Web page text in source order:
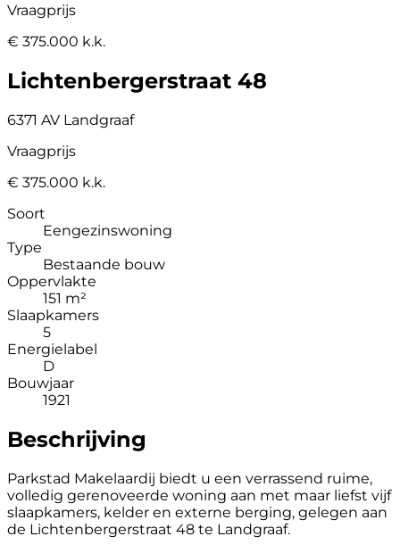
Vraagprijs
€ 375.000 k.k.
Lichtenbergerstraat 48
6371 AV Landgraaf
Vraagprijs
€ 375.000 k.k.
Soort
Eengezinswoning
Type
Bestaande bouw
Oppervlakte
151 m²
Slaapkamers
5
Energielabel
D
Bouwjaar
1921
Beschrijving
Parkstad Makelaardij biedt u een verrassend ruime,
volledig gerenoveerde woning aan met maar liefst vijf
slaapkamers, kelder en externe berging, gelegen aan
de Lichtenbergerstraat 48 te Landgraaf.